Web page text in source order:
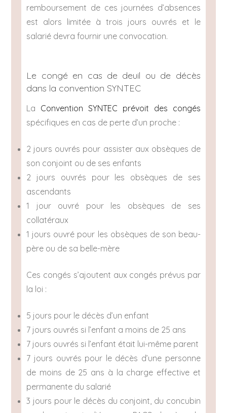
remboursement de ces journées d’absences
est alors limitée à trois jours ouvrés et le
salarié devra fournir une convocation.
Le congé en cas de deuil ou de décès
dans la convention SYNTEC
La Convention SYNTEC prévoit des congés
spécifiques en cas de perte d’un proche :
2 jours ouvrés pour assister aux obsèques de
son conjoint ou de ses enfants
2 jours ouvrés pour les obsèques de ses
ascendants
1 jour ouvré pour les obsèques de ses
collatéraux
1 jours ouvré pour les obsèques de son beau-
père ou de sa belle-mère
Ces congés s’ajoutent aux congés prévus par
la loi :
5 jours pour le décès d’un enfant
7 jours ouvrés si l’enfant a moins de 25 ans
7 jours ouvrés si l’enfant était lui-même parent
7 jours ouvrés pour le décès d’une personne
de moins de 25 ans à la charge effective et
permanente du salarié
3 jours pour le décès du conjoint, du concubin